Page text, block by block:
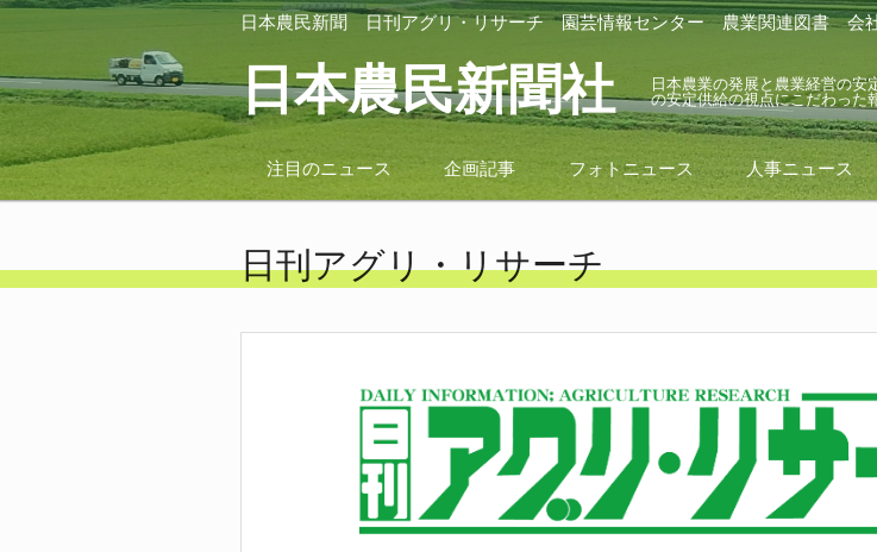
日本農民新聞 日刊アグリ・リサーチ 園芸情報センター 農業関連図書 会
日本農民新聞社
日本農業の発展と農業経営の安
の安定供給の視点にこだわった
注目のニュース 企画記事 フォトニュース 人事ニュース
日刊アグリ・リサーチ